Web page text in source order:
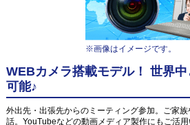
※画像はイメージです。
WEBカメラ搭載モデル！ 世界
可能♪
外出先・出張先からのミーティング参加。ご家
話。YouTubeなどの動画メディア製作にもご活